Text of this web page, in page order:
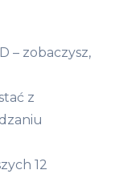
– zobaczysz,
z
12